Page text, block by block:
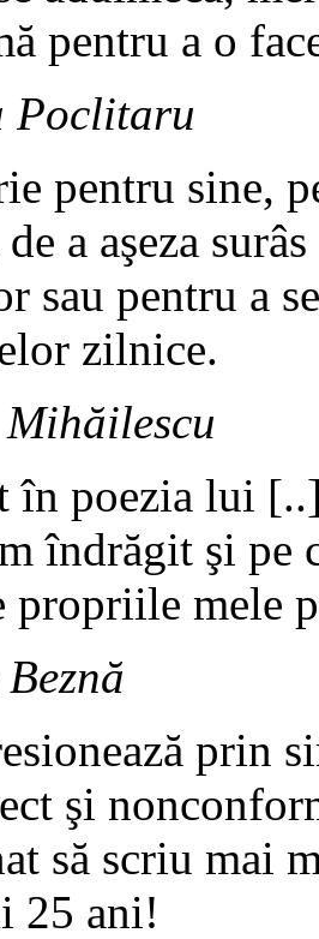
pentru a o
Poclitaru
pentru sine,
a aşeza
sau pentru a
zilnice.
în poezia lui
îndrăgit şi pe
propriile mele
prin
şi
să scriu mai
25 ani!